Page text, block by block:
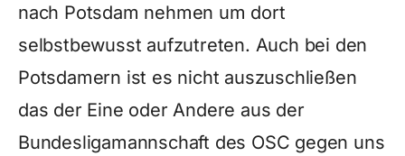
nach Potsdam nehmen um dort
selbstbewusst aufzutreten. Auch bei den
Potsdamern ist es nicht auszuschließen
das der Eine oder Andere aus der
Bundesligamannschaft des OSC gegen uns